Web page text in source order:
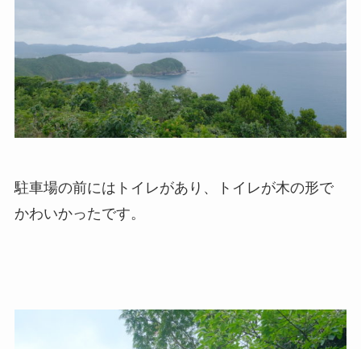
駐車場の前にはトイレがあり、トイレが木の形で
かわいかったです。